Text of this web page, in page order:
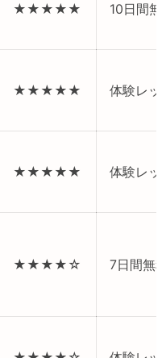
★★★★★ 10日間
★★★★★ 体験レッ
★★★★★ 体験レッ
★★★★☆ 7日間無